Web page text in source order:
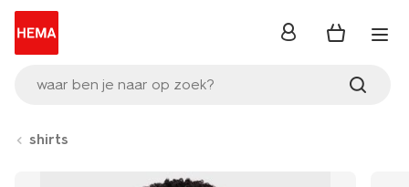
waar ben je naar op zoek?
inloggen
shirts